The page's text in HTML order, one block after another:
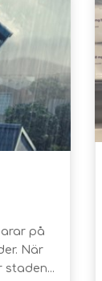
på
När
staden...